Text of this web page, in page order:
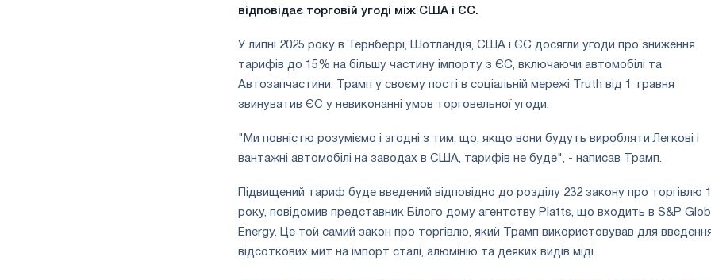
відповідає торговій угоді між США і ЄС.
У липні 2025 року в Тернберрі, Шотландія, США і ЄС досягли угоди про зниження
тарифів до 15% на більшу частину імпорту з ЄС, включаючи автомобілі та
Автозапчастини. Трамп у своєму пості в соціальній мережі Truth від 1 травня
звинуватив ЄС у невиконанні умов торговельної угоди.
"Ми повністю розуміємо і згодні з тим, що, якщо вони будуть виробляти Легкові і
вантажні автомобілі на заводах в США, тарифів не буде", - написав Трамп.
Підвищений тариф буде введений відповідно до розділу 232 закону про торгівлю
року, повідомив представник Білого дому агентству Platts, що входить в S&P
Energy. Це той самий закон про торгівлю, який Трамп використовував для
відсоткових мит на імпорт сталі, алюмінію та деяких видів міді.